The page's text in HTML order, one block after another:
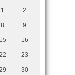
1 2
8 9
15 16
22 23
29 30